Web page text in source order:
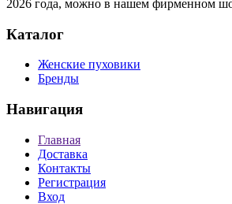
2026 года, можно в нашем фирменном
Каталог
Женские пуховики
Бренды
Навигация
Главная
Доставка
Контакты
Регистрация
Вход